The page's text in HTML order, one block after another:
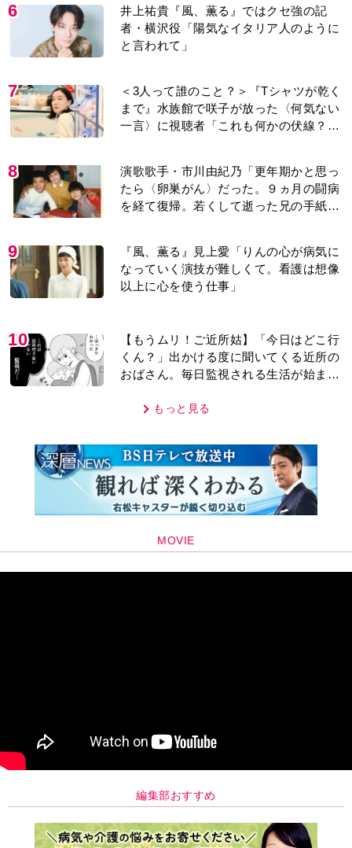
一言〉に視聴者「これも何かの伏線？」
「子どもの話だと…」
8
演歌歌手・市川由紀乃「更年期かと思っ
を経て復帰。若くして逝った兄の手紙を
今も支えに」【2026上半期BEST】
9
『風、薫る』見上愛「りんの心が病気に
以上に心を使う仕事」
10
おばさん。毎日監視される生活が始ま
り…【第1話】
もっと見る